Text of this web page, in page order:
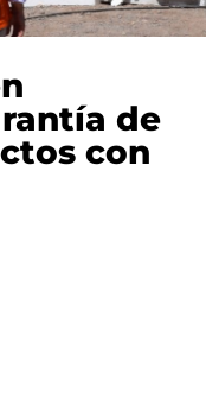
de
con